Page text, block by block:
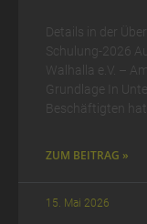
Details in der
Schulung-2026
Walhalla e.V. –
Grundlage In
Beschäftigten
ZUM BEITRAG »
15. Mai 2026